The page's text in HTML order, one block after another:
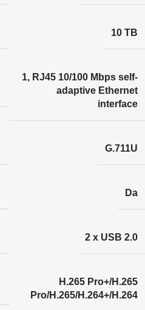
10 TB
1, RJ45 10/100 Mbps self-
adaptive Ethernet
interface
G.711U
Da
2 x USB 2.0
H.265 Pro+/H.265
Pro/H.265/H.264+/H.264